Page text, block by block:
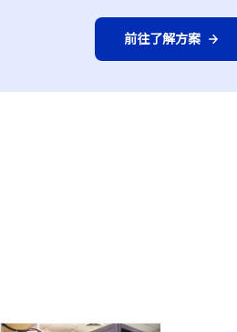
前往了解方案